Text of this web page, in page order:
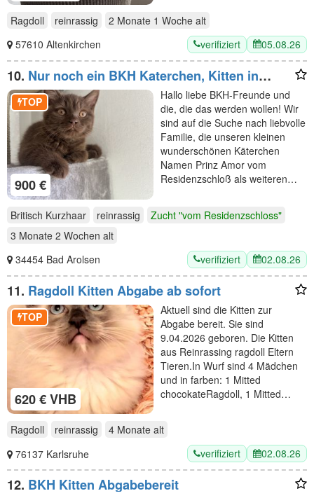
Ragdoll reinrassig 2 Monate 1 Woche alt
57610 Altenkirchen
verifiziert 05.08.26
10. Nur noch ein BKH Katerchen, Kitten in
chocolate mit Stammbaum
900 €
TOP
Hallo liebe BKH-Freunde und
die, die das werden wollen! Wir
sind auf die Suche nach liebvolle
Familie, die unseren kleinen
wunderschönen Käterchen
Namen Prinz Amor vom
Residenzschloß als weiteren…
Britisch Kurzhaar reinrassig
Zucht "vom Residenzschloss"
3 Monate 2 Wochen alt
34454 Bad Arolsen
verifiziert 02.08.26
11. Ragdoll Kitten Abgabe ab sofort
620 € VHB
TOP
Aktuell sind die Kitten zur
Abgabe bereit. Sie sind
9.04.2026 geboren. Die Kitten
aus Reinrassing ragdoll Eltern
Tieren.In Wurf sind 4 Mädchen
und in farben: 1 Mitted
chocokateRagdoll, 1 Mitted…
Ragdoll reinrassig 4 Monate alt
76137 Karlsruhe
verifiziert 02.08.26
12. BKH Kitten Abgabebereit